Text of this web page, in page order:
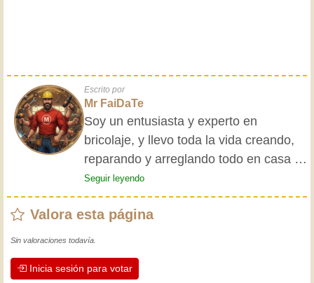
Escrito por
Mr FaiDaTe
Soy un entusiasta y experto en
bricolaje, y llevo toda la vida creando,
reparando y arreglando todo en casa y
para mis amigos. Mis abuelos me
enseñaron lo básico desde pequeño, y
desde entonces he adquirido una vasta
experiencia. ¡La experiencia enseña! Te
apreciar la dedicación que los
Seguir leyendo
Valora esta página
Sin valoraciones todavía.
Inicia sesión para votar